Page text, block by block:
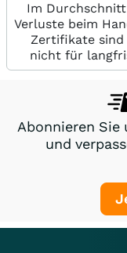
Im
Verluste beim
Zertifikate sind
nicht für
Abonnieren
und